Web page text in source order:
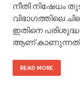
നീതി നിഷേധം
വിഭാഗത്തിലെ
ഇതിനെ
ആണ് കാണുന്നത്.
READ MORE